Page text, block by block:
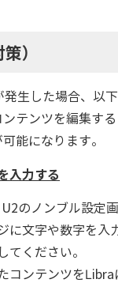
）
発生した場合、以
テンツを編集す
能になります。
入力する
U2のノンブル設定
に文字や数字を入
てください。
コンテンツをLibra